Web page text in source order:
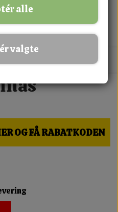
3 BETAL FOR 2
OG FÅ RABATKODEN
alle
valgte